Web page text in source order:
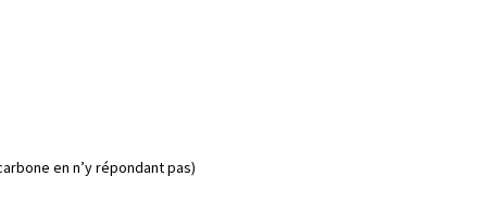
en n’y répondant pas)